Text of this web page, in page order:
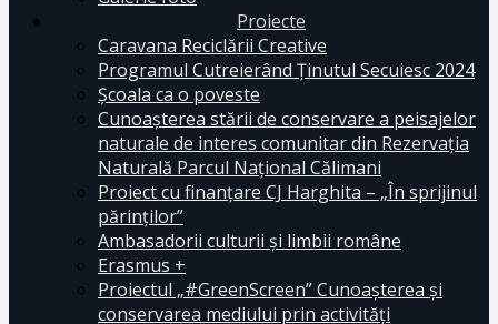
Proiecte
Caravana Reciclării Creative
Programul Cutreierând Ținutul Secuiesc 2024
Școala ca o poveste
Cunoaşterea stării de conservare a peisajelor
naturale de interes comunitar din Rezervaţia
Naturală Parcul Naţional Călimani
Proiect cu finanţare CJ Harghita – „În sprijinul
părinţilor”
Ambasadorii culturii și limbii române
Erasmus +
Proiectul „#GreenScreen” Cunoașterea şi
conservarea mediului prin activităţi